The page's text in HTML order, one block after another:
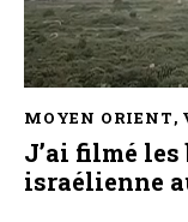
MOYEN ORIENT,
J’ai filmé les
israélienne